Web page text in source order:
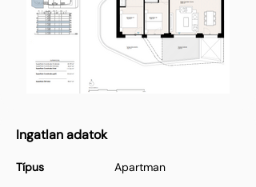
Ingatlan adatok
Típus Apartman